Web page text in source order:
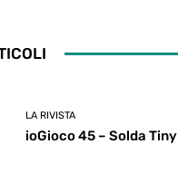
LA RIVISTA
ioGioco 45 – Solda Tiny